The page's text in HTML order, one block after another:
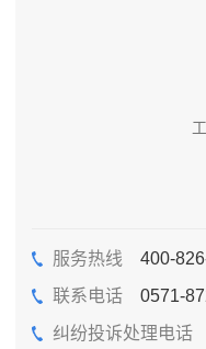
服务热线 400-
联系电话0571-
纠纷投诉处理电话